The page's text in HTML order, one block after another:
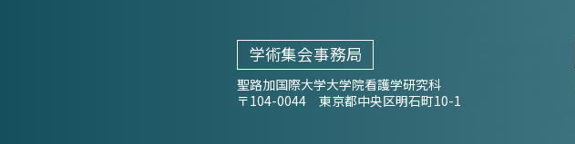
学術集会事務局
聖路加国際大学大学院看護学研究科
〒104-0044 東京都中央区明石町10-1